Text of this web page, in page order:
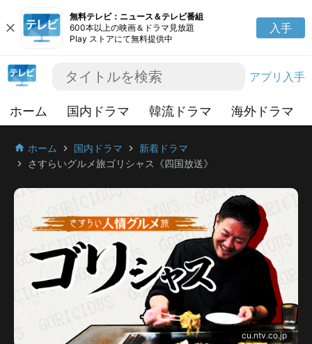
close
無料テレビ：ニュース＆テレビ番組
600本以上の映画＆ドラマ見放題
Play ストアにて無料提供中
入手
アプリ入手
ホーム 国内ドラマ 韓流ドラマ 海外ドラマ
home ホーム chevron_right 国内ドラマ chevron_right 新着ドラマ
chevron_right さすらいグルメ旅ゴリシャス《四国放送》
cu.ntv.co.jp